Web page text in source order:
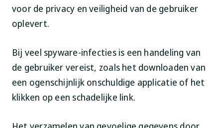
voor de privacy en veiligheid van de gebruiker
oplevert.
Bij veel spyware-infecties is een handeling van
de gebruiker vereist, zoals het downloaden van
een ogenschijnlijk onschuldige applicatie of het
klikken op een schadelijke link.